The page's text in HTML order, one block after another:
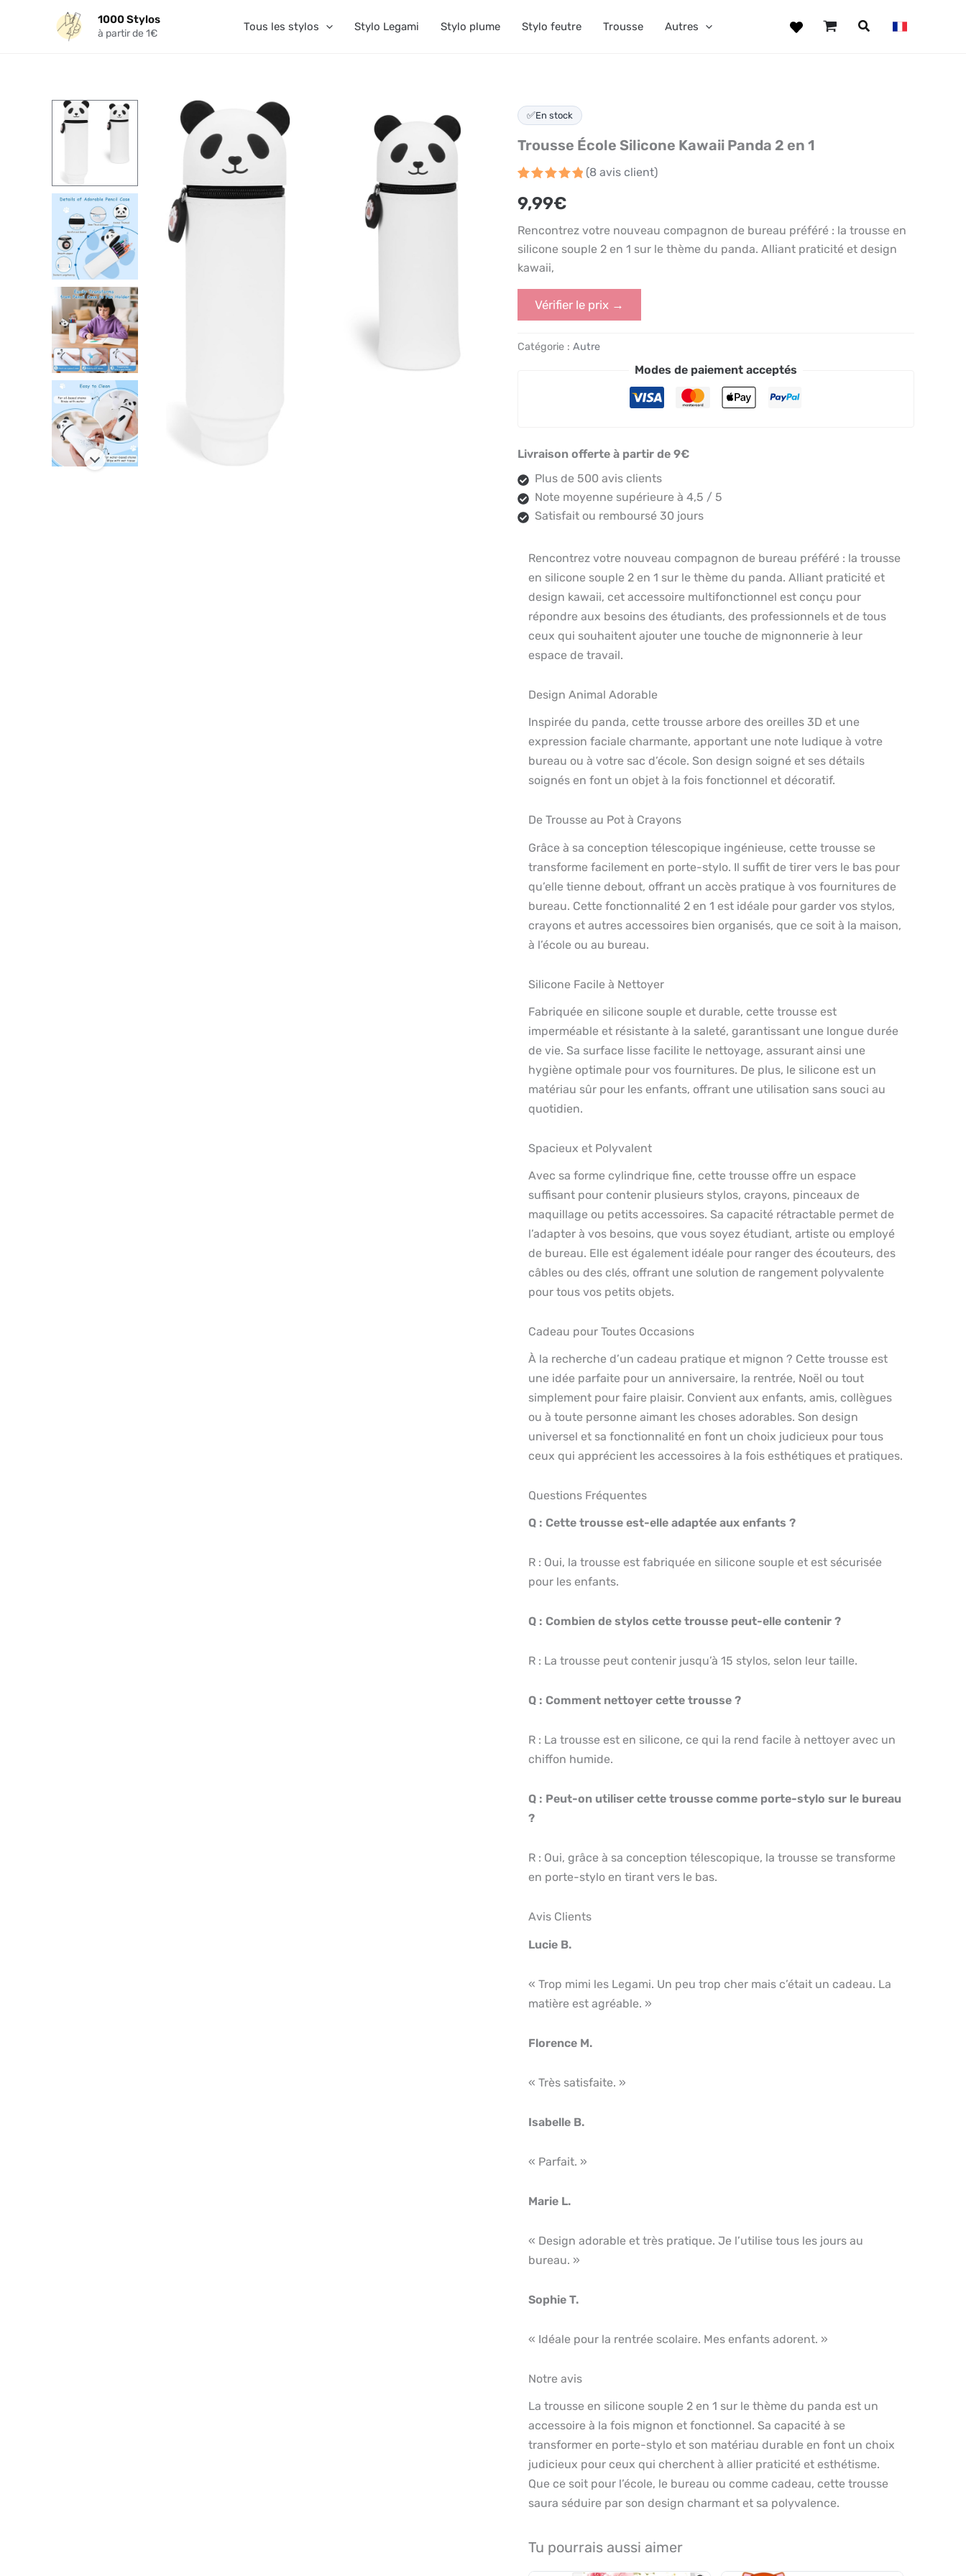
1000 Stylos
à partir de 1€ Tous les stylos Stylo Legami Stylo plume Stylo feutre Trousse Autres
✅En stock
Trousse École Silicone Kawaii Panda 2 en 1
sur 5
basé
sur
notations
client
(8 avis client)
9,99€
Rencontrez votre nouveau compagnon de bureau préféré : la trousse en
silicone souple 2 en 1 sur le thème du panda. Alliant praticité et design
kawaii,
Vérifier le prix →
Catégorie : Autre
Modes de paiement acceptés
Livraison offerte à partir de 9€
Plus de 500 avis clients
Note moyenne supérieure à 4,5 / 5
Satisfait ou remboursé 30 jours
Rencontrez votre nouveau compagnon de bureau préféré : la trousse
en silicone souple 2 en 1 sur le thème du panda. Alliant praticité et
design kawaii, cet accessoire multifonctionnel est conçu pour
répondre aux besoins des étudiants, des professionnels et de tous
ceux qui souhaitent ajouter une touche de mignonnerie à leur
espace de travail.
Design Animal Adorable
Inspirée du panda, cette trousse arbore des oreilles 3D et une
expression faciale charmante, apportant une note ludique à votre
bureau ou à votre sac d’école. Son design soigné et ses détails
soignés en font un objet à la fois fonctionnel et décoratif.
De Trousse au Pot à Crayons
Grâce à sa conception télescopique ingénieuse, cette trousse se
transforme facilement en porte-stylo. Il suffit de tirer vers le bas pour
qu’elle tienne debout, offrant un accès pratique à vos fournitures de
bureau. Cette fonctionnalité 2 en 1 est idéale pour garder vos stylos,
crayons et autres accessoires bien organisés, que ce soit à la maison,
à l’école ou au bureau.
Silicone Facile à Nettoyer
Fabriquée en silicone souple et durable, cette trousse est
imperméable et résistante à la saleté, garantissant une longue durée
de vie. Sa surface lisse facilite le nettoyage, assurant ainsi une
hygiène optimale pour vos fournitures. De plus, le silicone est un
matériau sûr pour les enfants, offrant une utilisation sans souci au
quotidien.
Spacieux et Polyvalent
Avec sa forme cylindrique fine, cette trousse offre un espace
suffisant pour contenir plusieurs stylos, crayons, pinceaux de
maquillage ou petits accessoires. Sa capacité rétractable permet de
l’adapter à vos besoins, que vous soyez étudiant, artiste ou employé
de bureau. Elle est également idéale pour ranger des écouteurs, des
câbles ou des clés, offrant une solution de rangement polyvalente
pour tous vos petits objets.
Cadeau pour Toutes Occasions
À la recherche d’un cadeau pratique et mignon ? Cette trousse est
une idée parfaite pour un anniversaire, la rentrée, Noël ou tout
simplement pour faire plaisir. Convient aux enfants, amis, collègues
ou à toute personne aimant les choses adorables. Son design
universel et sa fonctionnalité en font un choix judicieux pour tous
ceux qui apprécient les accessoires à la fois esthétiques et pratiques.
Questions Fréquentes
Q : Cette trousse est-elle adaptée aux enfants ?
R : Oui, la trousse est fabriquée en silicone souple et est sécurisée
pour les enfants.
Q : Combien de stylos cette trousse peut-elle contenir ?
R : La trousse peut contenir jusqu’à 15 stylos, selon leur taille.
Q : Comment nettoyer cette trousse ?
R : La trousse est en silicone, ce qui la rend facile à nettoyer avec un
chiffon humide.
Q : Peut-on utiliser cette trousse comme porte-stylo sur le bureau
?
R : Oui, grâce à sa conception télescopique, la trousse se transforme
en porte-stylo en tirant vers le bas.
Avis Clients
Lucie B.
« Trop mimi les Legami. Un peu trop cher mais c’était un cadeau. La
matière est agréable. »
Florence M.
« Très satisfaite. »
Isabelle B.
« Parfait. »
Marie L.
« Design adorable et très pratique. Je l’utilise tous les jours au
bureau. »
Sophie T.
« Idéale pour la rentrée scolaire. Mes enfants adorent. »
Notre avis
La trousse en silicone souple 2 en 1 sur le thème du panda est un
accessoire à la fois mignon et fonctionnel. Sa capacité à se
transformer en porte-stylo et son matériau durable en font un choix
judicieux pour ceux qui cherchent à allier praticité et esthétisme.
Que ce soit pour l’école, le bureau ou comme cadeau, cette trousse
saura séduire par son design charmant et sa polyvalence.
Tu pourrais aussi aimer